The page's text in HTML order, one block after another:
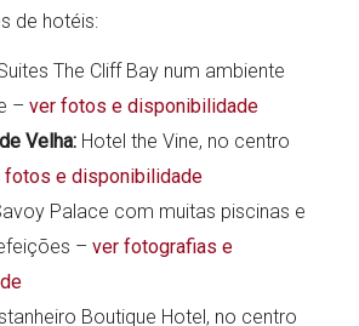
de hotéis:
The Cliff Bay num ambiente
–ver fotos e disponibilidade
Velha: Hotel the Vine, no centro
fotos e disponibilidade
Palace com muitas piscinas e
–ver fotografias e
Boutique Hotel, no centro